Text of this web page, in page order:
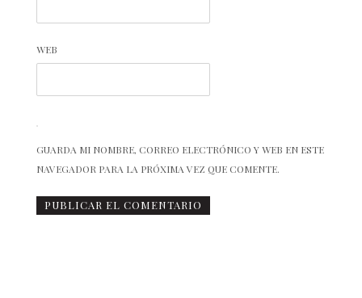
WEB
GUARDA MI NOMBRE, CORREO ELECTRÓNICO Y WEB EN ESTE
NAVEGADOR PARA LA PRÓXIMA VEZ QUE COMENTE.